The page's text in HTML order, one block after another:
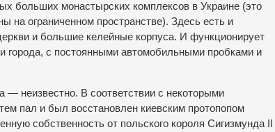
больших монастырских комплексов в Украине (это
на ограниченном пространстве). Здесь есть и
и большие келейные корпуса. И функционирует
города, с постоянными автомобильными пробками и
— неизвестно. В соответствии с некоторыми
пал и был восстановлен киевским протопопом
собственность от польского короля Сигизмунда II